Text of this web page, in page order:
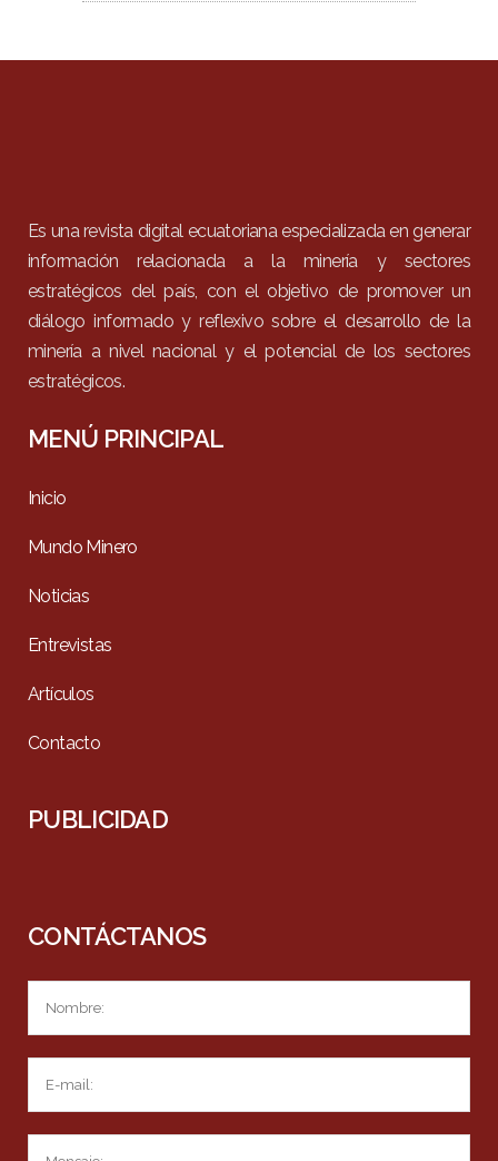
Es una revista digital ecuatoriana especializada en generar
información relacionada a la minería y sectores
estratégicos del país, con el objetivo de promover un
diálogo informado y reflexivo sobre el desarrollo de la
minería a nivel nacional y el potencial de los sectores
estratégicos.
MENÚ PRINCIPAL
Inicio
Mundo Minero
Noticias
Entrevistas
Artículos
Contacto
PUBLICIDAD
CONTÁCTANOS